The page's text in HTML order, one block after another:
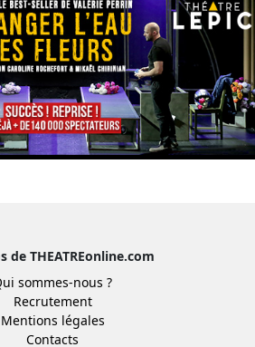
de THEATREonline.com
sommes-nous ?
Recrutement
Mentions légales
Contacts